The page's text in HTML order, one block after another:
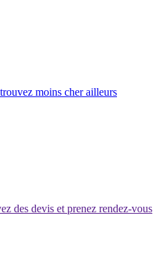
moins cher ailleurs
des devis et prenez rendez-vous